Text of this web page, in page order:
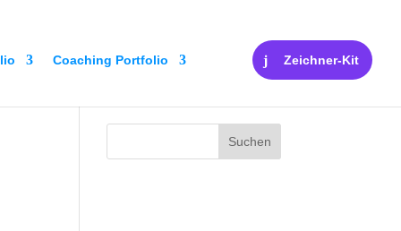
Coaching Portfolio Zeichner-Kit